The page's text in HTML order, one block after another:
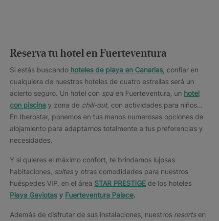
Reserva tu hotel en Fuerteventura
Si estás buscando hoteles de playa en Canarias , confiar en
cualquiera de nuestros hoteles de cuatro estrellas será un
acierto seguro. Un hotel con spa en Fuerteventura, un hotel
con piscina y zona de chill-out, con actividades para niños…
En Iberostar, ponemos en tus manos numerosas opciones de
alojamiento para adaptarnos totalmente a tus preferencias y
necesidades.
Y si quieres el máximo confort, te brindamos lujosas
habitaciones, suitesy otras comodidades para nuestros
huéspedes VIP, en el área STAR PRESTIGE de los hoteles
Playa Gaviotas y Fuerteventura Palace.
Además de disfrutar de sus instalaciones, nuestros resorts en